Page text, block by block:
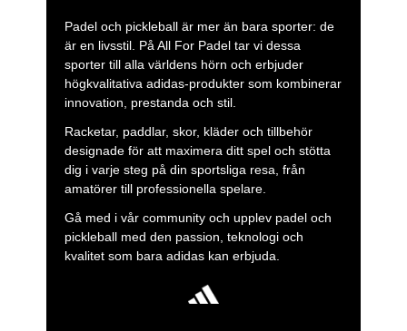
Padel och pickleball är mer än bara sporter: de
är en livsstil. På All For Padel tar vi dessa
sporter till alla världens hörn och erbjuder
högkvalitativa adidas-produkter som kombinerar
innovation, prestanda och stil.
Racketar, paddlar, skor, kläder och tillbehör
designade för att maximera ditt spel och stötta
dig i varje steg på din sportsliga resa, från
amatörer till professionella spelare.
Gå med i vår community och upplev padel och
pickleball med den passion, teknologi och
kvalitet som bara adidas kan erbjuda.